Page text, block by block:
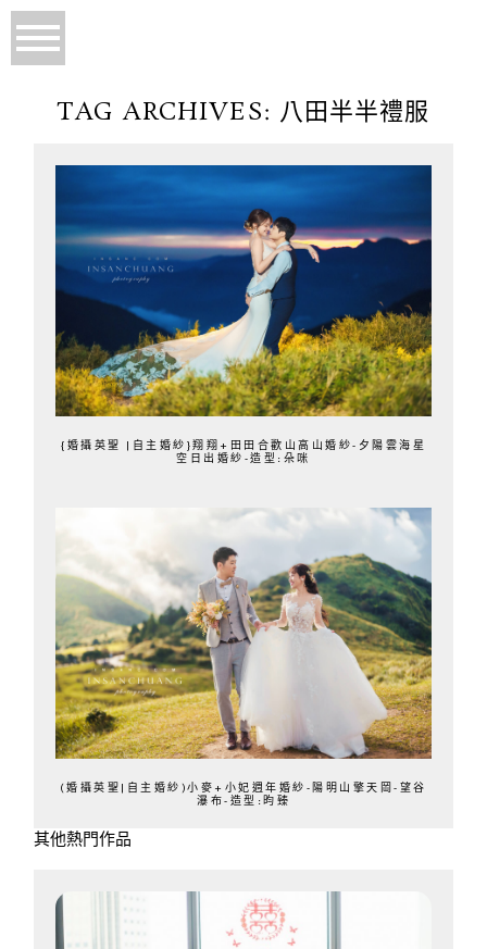
TAG ARCHIVES: 八田半半禮服
{婚攝英聖 |自主婚紗}翔翔+田田合歡山高山婚紗-夕陽雲海星
空日出婚紗-造型:朵咪
(婚攝英聖|自主婚紗)小麥+小妃週年婚紗-陽明山擎天岡-望谷
瀑布-造型:昀臻
其他熱門作品